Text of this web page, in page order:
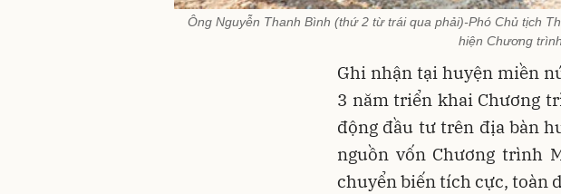
Ông Nguyễn Thanh Bình (thứ 2 từ trái qua phải)-Phó Chủ tịch
hiện Chương
Ghi nhận tại huyện miền
3 năm triển khai Chương
động đầu tư trên địa bàn
nguồn vốn Chương trình
chuyển biến tích cực, toàn